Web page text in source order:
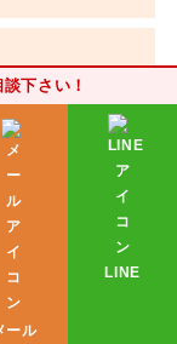
植木
ホイール
下さい！
ール
LINE